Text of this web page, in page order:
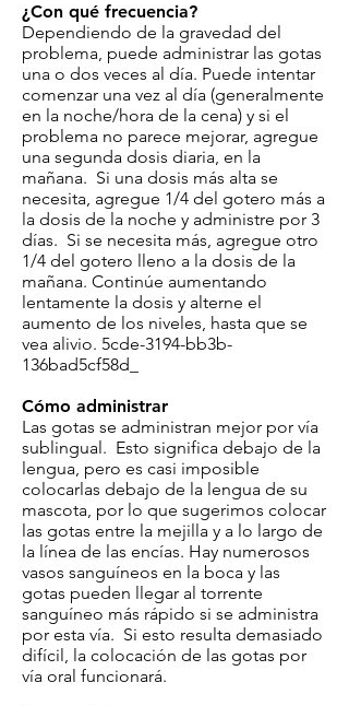
¿Con qué frecuencia?
Dependiendo de la gravedad del
problema, puede administrar las gotas
una o dos veces al día. Puede intentar
comenzar una vez al día (generalmente
en la noche/hora de la cena) y si el
problema no parece mejorar, agregue
una segunda dosis diaria, en la
mañana. Si una dosis más alta se
necesita, agregue 1/4 del gotero más a
la dosis de la noche y administre por 3
días. Si se necesita más, agregue otro
1/4 del gotero lleno a la dosis de la
mañana. Continúe aumentando
lentamente la dosis y alterne el
aumento de los niveles, hasta que se
vea alivio. 5cde-3194-bb3b-
136bad5cf58d_
Cómo administrar
Las gotas se administran mejor por vía
sublingual. Esto significa debajo de la
lengua, pero es casi imposible
colocarlas debajo de la lengua de su
mascota, por lo que sugerimos colocar
las gotas entre la mejilla y a lo largo de
la línea de las encías. Hay numerosos
vasos sanguíneos en la boca y las
gotas pueden llegar al torrente
sanguíneo más rápido si se administra
por esta vía. Si esto resulta demasiado
difícil, la colocación de las gotas por
vía oral funcionará.